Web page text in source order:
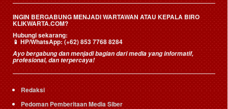
INGIN BERGABUNG MENJADI WARTAWAN ATAU KEPALA BIRO
KLIKWARTA.COM?
Hubungi sekarang:
📱HP/WhatsApp:(+62) 853 7768 8284
Ayo bergabung dan menjadi bagian dari media yang informatif,
profesional, dan terpercaya!
Redaksi
Pedoman Pemberitaan Media Siber